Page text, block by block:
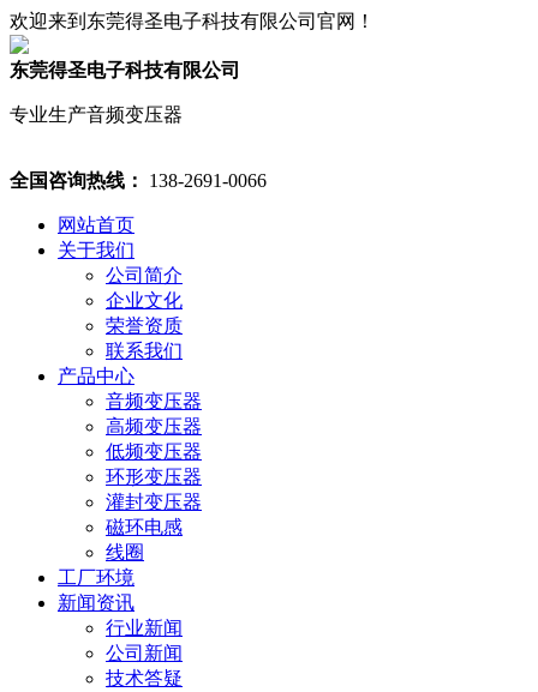
欢迎来到东莞得圣电子科技有限公司官网！
东莞得圣电子科技有限公司
专业生产音频变压器
全国咨询热线： 138-2691-0066
网站首页
关于我们
公司简介
企业文化
荣誉资质
联系我们
产品中心
音频变压器
高频变压器
低频变压器
环形变压器
灌封变压器
磁环电感
线圈
工厂环境
新闻资讯
行业新闻
公司新闻
技术答疑